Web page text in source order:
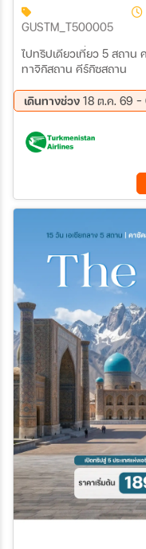
เฉพาะเทศกาล
GUSTM_T500005
ไปทริปเดียวเที่ยว 5 สถาน
ทาจิกิสถาน คีร์กิซสถาน
เดินทางช่วง 18 ต.ค. 69 -